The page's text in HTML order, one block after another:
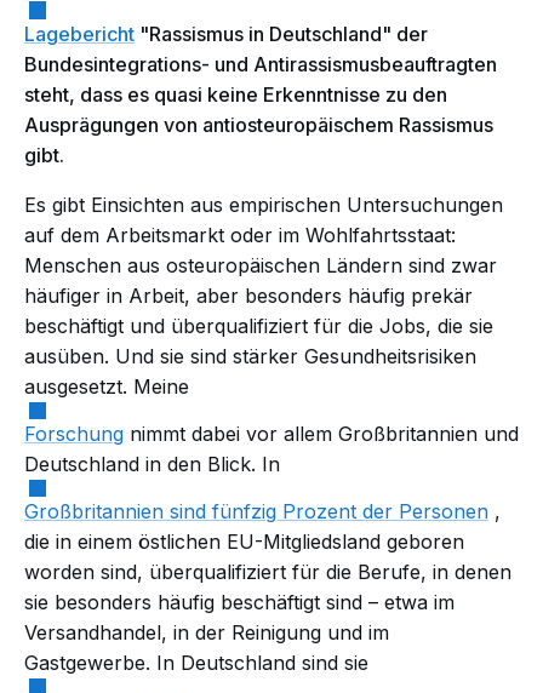
Lagebericht "Rassismus in Deutschland" der
Bundesintegrations- und Antirassismusbeauftragten
steht, dass es quasi keine Erkenntnisse zu den
Ausprägungen von antiosteuropäischem Rassismus
gibt.
Es gibt Einsichten aus empirischen Untersuchungen
auf dem Arbeitsmarkt oder im Wohlfahrtsstaat:
Menschen aus osteuropäischen Ländern sind zwar
häufiger in Arbeit, aber besonders häufig prekär
beschäftigt und überqualifiziert für die Jobs, die sie
ausüben. Und sie sind stärker Gesundheitsrisiken
ausgesetzt. Meine
Forschung nimmt dabei vor allem Großbritannien und
Deutschland in den Blick. In
Großbritannien sind fünfzig Prozent der Personen ,
die in einem östlichen EU-Mitgliedsland geboren
worden sind, überqualifiziert für die Berufe, in denen
sie besonders häufig beschäftigt sind – etwa im
Versandhandel, in der Reinigung und im
Gastgewerbe. In Deutschland sind sie